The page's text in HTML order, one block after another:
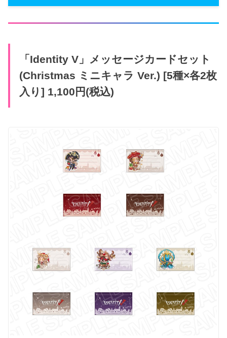
「Identity V」メッセージカードセット
(Christmas ミニキャラ Ver.) [5種×各2枚
入り] 1,100円(税込)